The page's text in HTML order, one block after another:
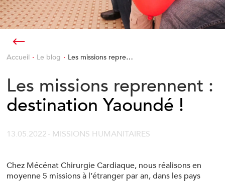
Accueil Le blog Les missions repre…
Les missions reprennent :
destination Yaoundé !
13.05.2022- MISSIONS HUMANITAIRES
Chez Mécénat Chirurgie Cardiaque, nous réalisons en
moyenne 5 missions à l’étranger par an, dans les pays